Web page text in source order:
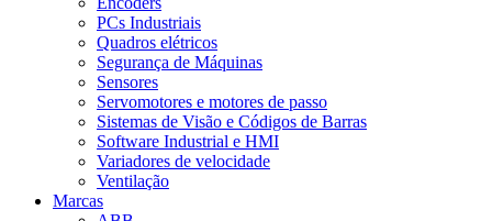
PCs Industriais
Quadros elétricos
Segurança de Máquinas
Sensores
Servomotores e motores de passo
Sistemas de Visão e Códigos de Barras
Software Industrial e HMI
Variadores de velocidade
Ventilação
Marcas